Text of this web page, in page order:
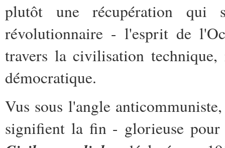
plutôt une récupération qui
révolutionnaire - l'esprit de
travers la civilisation
démocratique.
Vus sous l'angle
signifient la fin - glorieuse